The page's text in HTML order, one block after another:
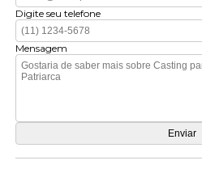
Digite seu telefone
Mensagem